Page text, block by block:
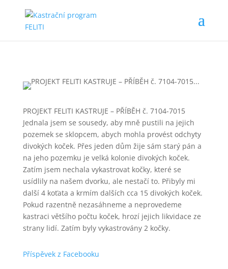
PROJEKT FELITI KASTRUJE – PŘÍBĚH č. 7104-7015
Jednala jsem se sousedy, aby mně pustili na jejich
pozemek se sklopcem, abych mohla provést odchyty
divokých koček. Přes jeden dům žije sám starý pán a
na jeho pozemku je velká kolonie divokých koček.
Zatím jsem nechala vykastrovat kočky, které se
usídlily na našem dvorku, ale nestačí to. Přibyly mi
další 4 koťata a krmím dalších cca 15 divokých koček.
Pokud razentně nezasáhneme a neprovedeme
kastraci většího počtu koček, hrozí jejich likvidace ze
strany lidí. Zatím byly vykastrovány 2 kočky.
Příspěvek z Facebooku